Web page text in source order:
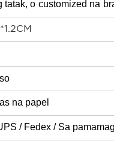
tatak, o customized na
na papel
/ Fedex / Sa